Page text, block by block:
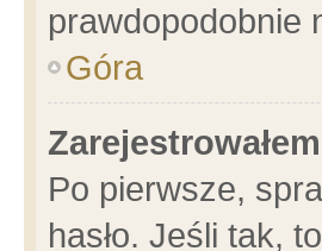
prawdopodobnie
Góra
Po pierwsze,
hasło. Jeśli tak,